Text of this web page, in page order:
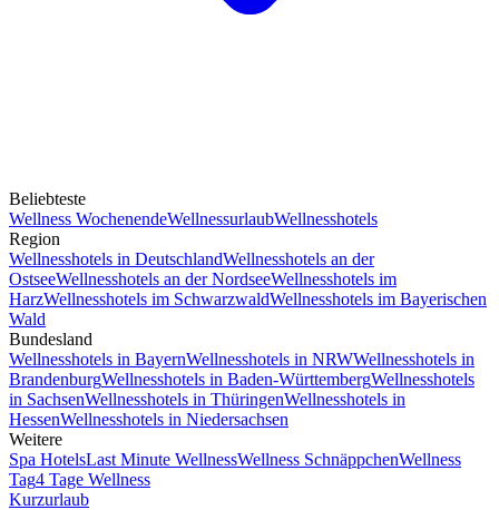
Beliebteste
Wellness WochenendeWellnessurlaubWellnesshotels
Region
Wellnesshotels in DeutschlandWellnesshotels an der
OstseeWellnesshotels an der NordseeWellnesshotels im
HarzWellnesshotels im SchwarzwaldWellnesshotels im Bayerischen
Wald
Bundesland
Wellnesshotels in BayernWellnesshotels in NRWWellnesshotels in
BrandenburgWellnesshotels in Baden-WürttembergWellnesshotels
in SachsenWellnesshotels in ThüringenWellnesshotels in
HessenWellnesshotels in Niedersachsen
Weitere
Spa HotelsLast Minute WellnessWellness SchnäppchenWellness
Tag4 Tage Wellness
Kurzurlaub